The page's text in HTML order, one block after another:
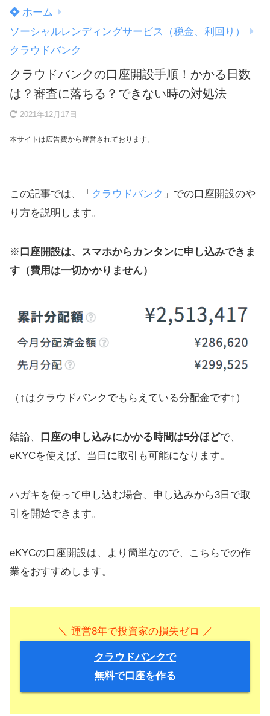
ホーム
ソーシャルレンディングサービス（税金、利回り）
クラウドバンク
クラウドバンクの口座開設手順！かかる日数
は？審査に落ちる？できない時の対処法
2021年12月17日
本サイトは広告費から運営されております。
この記事では、「 クラウドバンク 」での口座開設のや
り方を説明します。
※ 口座開設は、スマホからカンタンに申し込みできま
す（費用は一切かかりません）
（↑はクラウドバンクでもらえている分配金です↑）
結論、 口座の申し込みにかかる時間は5分ほどで、
eKYCを使えば、当日に取引も可能になります。
ハガキを使って申し込む場合、申し込みから3日で取
引を開始できます。
eKYCの口座開設は、より簡単なので、こちらでの作
業をおすすめします。
＼ 運営8年で投資家の損失ゼロ ／
クラウドバンクで
無料で口座を作る